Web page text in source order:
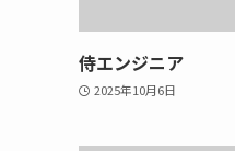
侍エンジニア
2025年10月6日